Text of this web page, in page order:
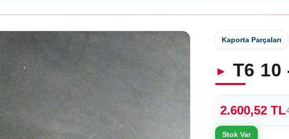
Kaporta Parçaları
T6 10
2.600,52 TL
Stok Var